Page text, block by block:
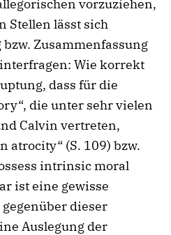
vorzuziehen,
Stellen lässt sich
Zusammenfassung
Wie korrekt
dass für die
die unter sehr vielen
Calvin vertreten,
atrocity“ (S. 109) bzw.
intrinsic moral
ist eine gewisse
dieser
Auslegung der